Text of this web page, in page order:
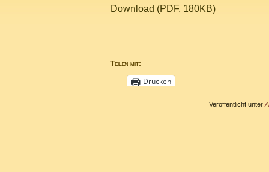
Download (PDF, 180KB)
Teilen mit:
Drucken
Veröffentlicht unter